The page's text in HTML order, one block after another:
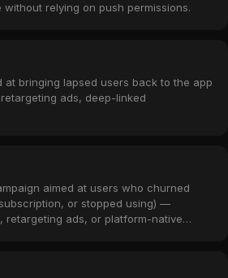
relying on push permissions.
at bringing lapsed users back to the app
ads, deep-linked
aimed at users who churned
or stopped using) —
retargeting ads, or platform-native